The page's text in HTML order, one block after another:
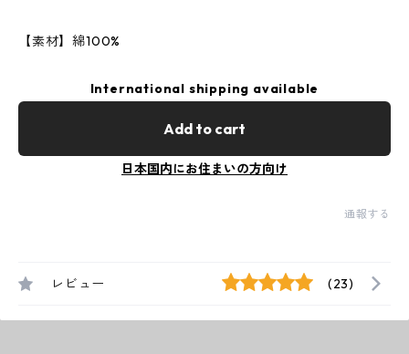
【素材】綿100%
International shipping available
Add to cart
日本国内にお住まいの方向け
通報する
レビュー (23)